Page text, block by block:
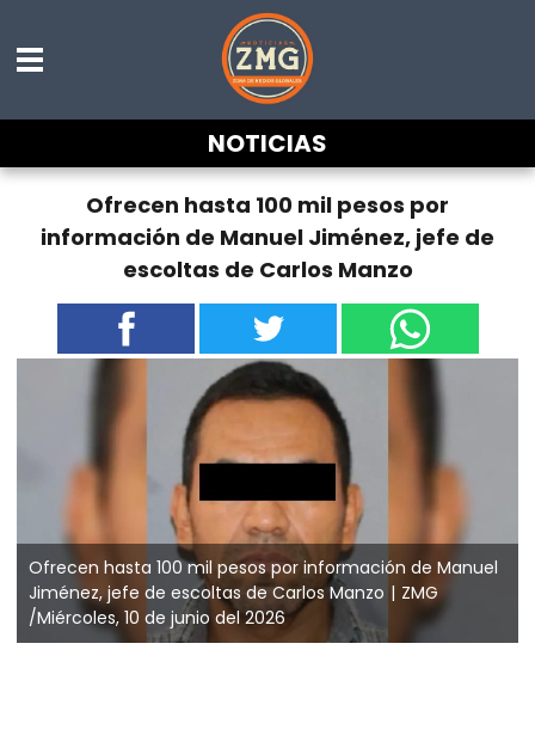
NOTICIAS
Ofrecen hasta 100 mil pesos por
información de Manuel Jiménez, jefe de
escoltas de Carlos Manzo
Ofrecen hasta 100 mil pesos por información de Manuel
Jiménez, jefe de escoltas de Carlos Manzo
ZMG
/Miércoles, 10 de junio del 2026